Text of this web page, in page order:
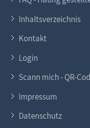
Inhaltsverzeichnis
Kontakt
Login
Scann mich - QR-
Impressum
Datenschutz